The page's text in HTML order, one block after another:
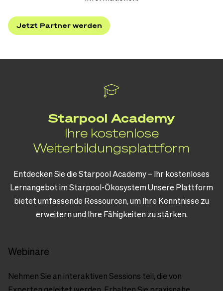
Jetzt Partner werden
Starpool Academy
Ihre kostenlose
Weiterbildungsplattform
Entdecken Sie die Starpool Academy – Ihr kostenloses
Lernangebot imStarpool-Ökosystem Unsere Plattform
bietet umfassende Ressourcen, um Ihre Kenntnisse zu
erweitern und Ihre Fähigkeiten zu stärken.
Webinare
Nehmen Sie an interaktiven Sessions teil, die von